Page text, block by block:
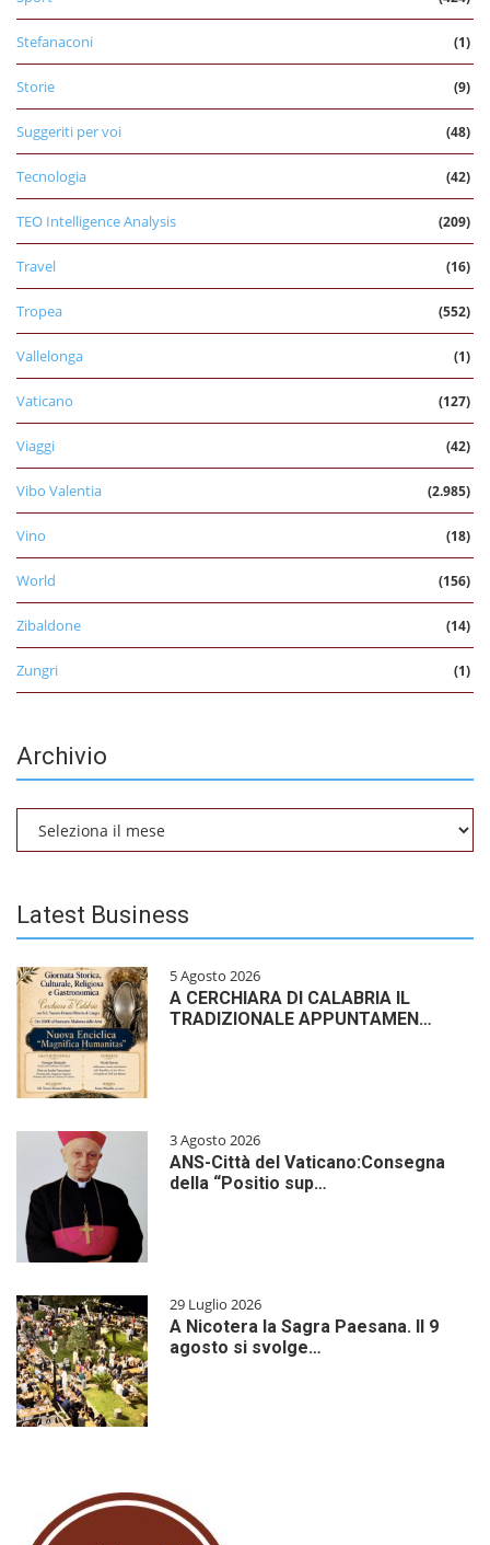
Stefanaconi (1)
Storie (9)
Suggeriti per voi (48)
Tecnologia (42)
TEO Intelligence Analysis (209)
Travel (16)
Tropea (552)
Vallelonga (1)
Vaticano (127)
Viaggi (42)
Vibo Valentia (2.985)
Vino (18)
World (156)
Zibaldone (14)
Zungri (1)
Archivio
Latest Business
5 Agosto 2026
A CERCHIARA DI CALABRIA IL
TRADIZIONALE APPUNTAMEN…
3 Agosto 2026
ANS-Città del Vaticano:Consegna
della “Positio sup…
29 Luglio 2026
A Nicotera la Sagra Paesana. Il 9
agosto si svolge…